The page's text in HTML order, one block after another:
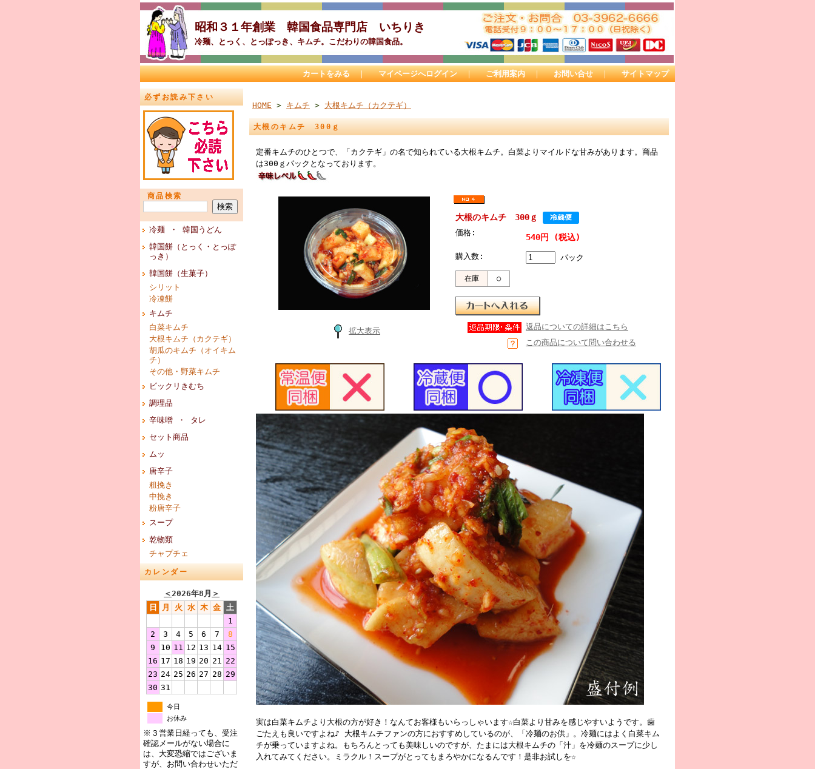
昭和３１年創業 韓国食品専門店 いちりき
冷麺、とっく、とっぽっき、キムチ。こだわりの韓国食品。
カートをみる ｜ マイページへログイン ｜ ご利用案内 ｜ お問い合せ ｜ サイトマップ
必ずお読み下さい
商品検索
冷麺 ・ 韓国うどん
韓国餅（とっく・とっぽ
っき）
韓国餅（生菓子）
シリット
冷凍餅
キムチ
白菜キムチ
大根キムチ（カクテギ）
胡瓜のキムチ（オイキム
チ）
その他・野菜キムチ
ビックリきむち
調理品
辛味噌 ・ タレ
セット商品
ムッ
唐辛子
粗挽き
中挽き
粉唐辛子
スープ
乾物類
チャプチェ
カレンダー
＜2026年8月 ＞
日
月 火 水 木 金 土
1
2
3 4 5 6 7
8
9
10 11 12 13 14 15
16 17 18 19 20 21 22
23 24 25 26 27 28 29
30 31
今日
お休み
※３営業日経っても、受注
確認メールがない場合に
は、大変恐縮ではございま
すが、お問い合わせいただ
HOME > キムチ > 大根キムチ（カクテギ）
大根のキムチ 300ｇ
定番キムチのひとつで、「カクテギ」の名で知られている大根キムチ。白菜よりマイルドな甘みがあります。商品
は300ｇパックとなっております。
拡大表示
大根のキムチ 300ｇ
価格: 540円 (税込)
購入数: パック
在庫 ○
返品についての詳細はこちら
この商品について問い合わせる
実は白菜キムチより大根の方が好き！なんてお客様もいらっしゃいます☆白菜より甘みを感じやすいようです。歯
ごたえも良いですよね♪ 大根キムチファンの方におすすめしているのが、「冷麺のお供」。冷麺にはよく白菜キム
チが乗っていますよね。もちろんとっても美味しいのですが、たまには大根キムチの「汁」を冷麺のスープに少し
入れてみてください。ミラクル！スープがとってもまろやかになるんです！是非お試しを☆